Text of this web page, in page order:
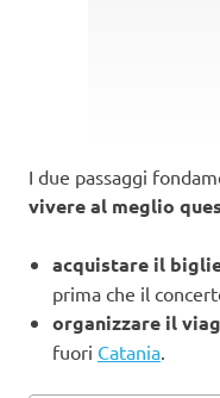
I due passaggi
vivere al meglio
acquistare il
prima che il
organizzare il
fuori Catania